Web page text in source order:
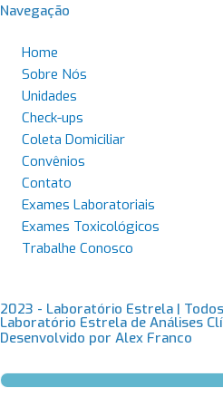
Navegação
Home
Sobre Nós
Unidades
Check-ups
Coleta Domiciliar
Convênios
Contato
Exames Laboratoriais
Exames Toxicológicos
Trabalhe Conosco
2023 - Laboratório Estrela |
Laboratório Estrela de Análises
Desenvolvido por Alex Franco